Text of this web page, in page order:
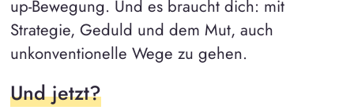
up-Bewegung. Und es braucht dich: mit
Strategie, Geduld und dem Mut, auch
unkonventionelle Wege zu gehen.
Und jetzt?